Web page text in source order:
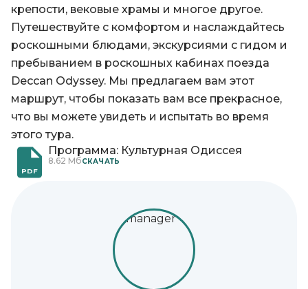
крепости, вековые храмы и многое другое.
Путешествуйте с комфортом и наслаждайтесь
роскошными блюдами, экскурсиями с гидом и
пребыванием в роскошных кабинах поезда
Deccan Odyssey. Мы предлагаем вам этот
маршрут, чтобы показать вам все прекрасное,
что вы можете увидеть и испытать во время
этого тура.
PDF
Программа: Культурная Одиссея
8.62 МбCКАЧАТЬ